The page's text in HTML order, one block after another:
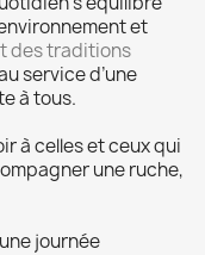
et
des traditions
service d’une
à tous.
à celles et ceux qui
une ruche,
journée